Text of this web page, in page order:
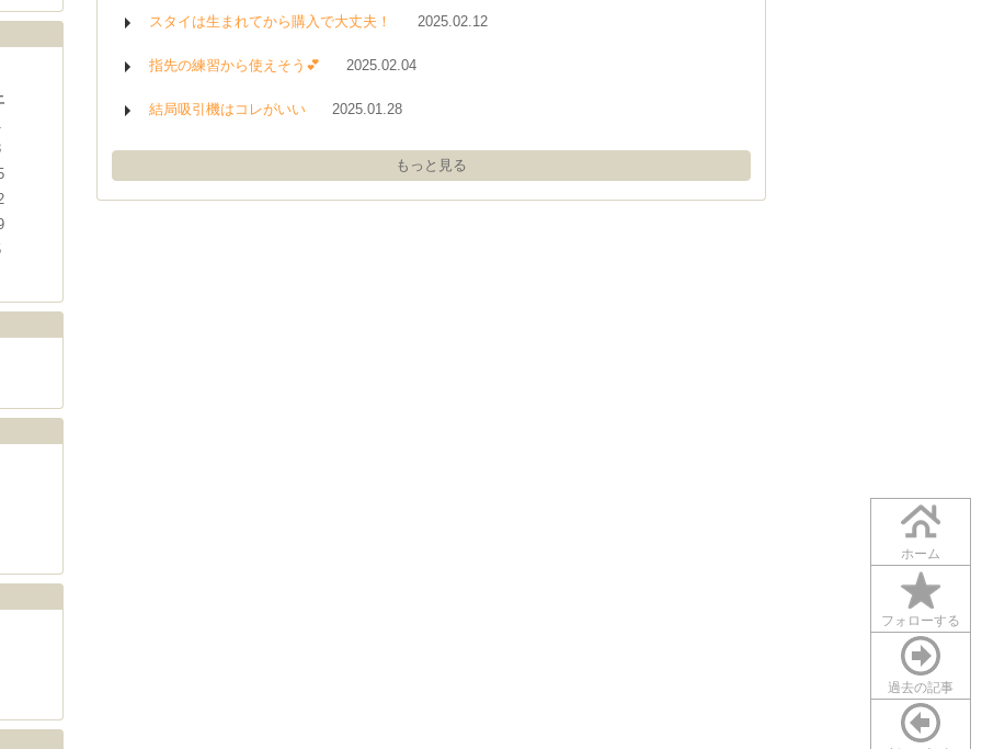
ホーム
フォローする
過去の記事
スタイは生まれてから購入で大丈夫！
2025.02.12
指先の練習から使えそう💕 2025.02.04
結局吸引機はコレがいい 2025.01.28
もっと見る